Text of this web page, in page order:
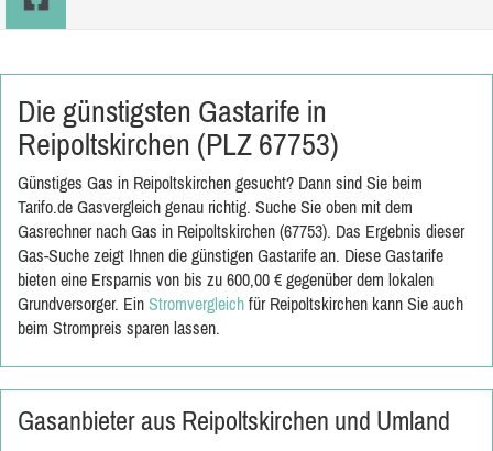
Die günstigsten Gastarife in
Reipoltskirchen (PLZ 67753)
Günstiges Gas in Reipoltskirchen gesucht? Dann sind Sie beim
Tarifo.de Gasvergleich genau richtig. Suche Sie oben mit dem
Gasrechner nach Gas in Reipoltskirchen (67753). Das Ergebnis dieser
Gas-Suche zeigt Ihnen die günstigen Gastarife an. Diese Gastarife
bieten eine Ersparnis von bis zu 600,00 € gegenüber dem lokalen
Grundversorger. Ein Stromvergleich für Reipoltskirchen kann Sie auch
beim Strompreis sparen lassen.
Gasanbieter aus Reipoltskirchen und Umland